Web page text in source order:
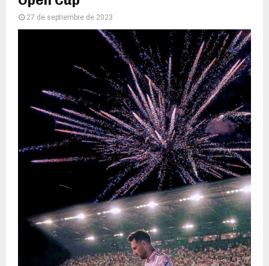
27 de septiembre de 2023